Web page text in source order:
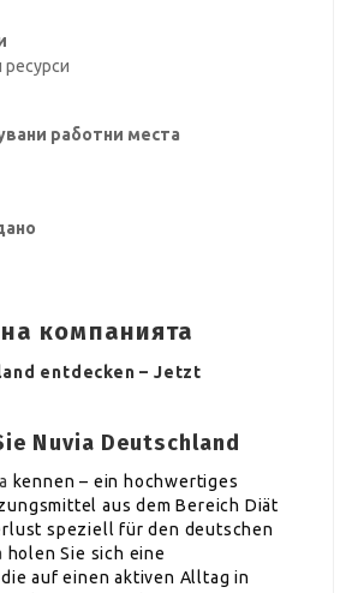
работни места
компанията
entdecken – Jetzt
Nuvia Deutschland
kennen – ein hochwertiges
aus dem Bereich Diät
speziell für den deutschen
holen Sie sich eine
auf einen aktiven Alltag in